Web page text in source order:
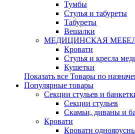
Тумбы
Стулья и табуреты
Табуреты
Вешалки
МЕДИЦИНСКАЯ
Кровати
Стулья и кресла
Кушетки
Показать все Товары по
Популярные товары
Секции стульев и
Секции стульев
Скамьи, диваны и
Кровати
Кровати